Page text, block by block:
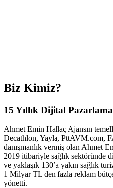
Biz Kimiz?
15 Yıllık Dijital
Ahmet Emin Hallaç Ajansın
Decathlon, Yayla, PttAVM.com,
danışmanlık vermiş olan Ahmet
2019 itibariyle sağlık sektöründe
ve yaklaşık 130’a yakın sağlık
1 Milyar TL den fazla reklam
yönetti.